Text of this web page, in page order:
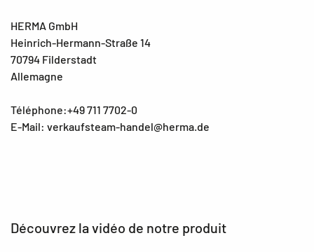
HERMA GmbH
Heinrich-Hermann-Straße 14
70794 Filderstadt
Allemagne
Téléphone:+49 711 7702-0
E-Mail: verkaufsteam-handel@herma.de
Découvrez la vidéo de notre produit